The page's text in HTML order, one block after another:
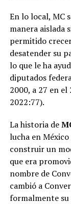
En lo local, MC
manera aislada
permitido
desatender su
lo que le ha
diputados
2000, a 27 en
2022:77).
La historia de
lucha en
construir un
que era
nombre de
cambió a
formalmente